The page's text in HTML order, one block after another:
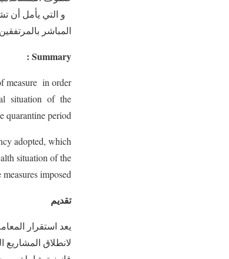
و التي يأمل أن
المباشر
Summary
:
measure in order
situation of the
period .
adopted, which
situation of the
imposed .
تقديم
يعد استقرار
لانطلاق